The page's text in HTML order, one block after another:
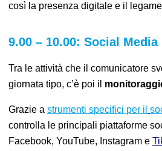
così la presenza digitale e il
9.00 – 10.00: Social
Tra le attività che il comunicatore
giornata tipo, c’è poi il
Grazie astrumentispecifici per il
controlla le principali piattaforme
Facebook, YouTube, Instagram e